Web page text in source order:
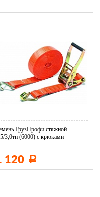
ГрузПрофи стяжной
3,0тн (6000) с крюками
120 Р